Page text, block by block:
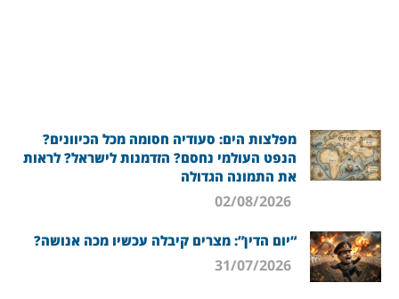
מפלצות הים: סעודיה חסומה מכל הכיוונים?
הנפט העולמי נחסם? הזדמנות לישראל? לראות
את התמונה הגדולה
“יום הדין”: מצרים קיבלה עכשיו מכה אנושה?